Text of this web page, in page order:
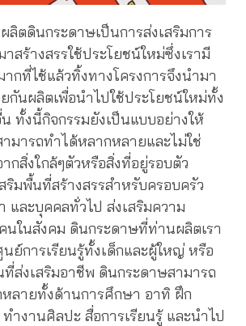
ลิตดินกระดาษเป็นการส่งเสริมการ
าสร้างสรรใช้ประโยชน์ใหม่ซึ่งเรามี
กที่ไช้แล้วทิ้งทางโครงการจึงนำมา
กันผลิตเพื่อนำไปใช้ประโยชน์ใหม่ทั้ง
ทั้งนี้กิจกรรมยังเป็นแบบอย่างให้
มารถทำได้หลากหลายและไม่ใช่
กสิ่งใกล้ๆตัวหรือสิ่งที่อยู่รอบตัว
ริมพื้นที่สร้างสรรสำหรับครอบครัว
และบุคคลทั่วไป ส่งเสริมความ
ในสังคม ดินกระดาษที่ท่านผลิตเรา
ย์การเรียนรู้ทั้งเด็กและผู้ใหญ่ หรือ
ส่งเสริมอาชีพ ดินกระดาษสามารถ
ลายทั้งด้านการศึกษา อาทิ ฝึก
ำงานศิลปะ สื่อการเรียนรู้ และนำไป